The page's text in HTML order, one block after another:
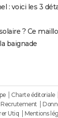
: voici les 3
? Ce
baignade
Charte éditoriale
Recrutement
Utiq Mentions